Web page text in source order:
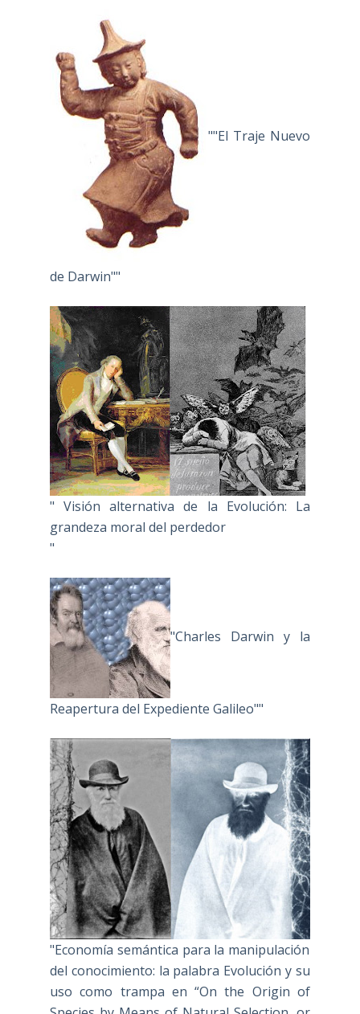
""El Traje Nuevo
de Darwin""
" Visión alternativa de la Evolución: La
grandeza moral del perdedor
"
"Charles Darwin y la
Reapertura del Expediente Galileo""
"Economía semántica para la manipulación
del conocimiento: la palabra Evolución y su
uso como trampa en “On the Origin of